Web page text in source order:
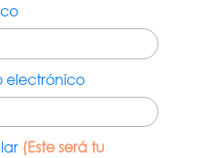
electrónico
(Este será tu